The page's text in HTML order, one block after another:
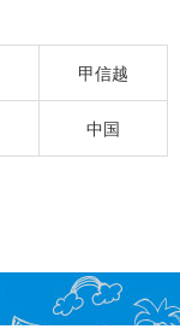
甲信越
中国